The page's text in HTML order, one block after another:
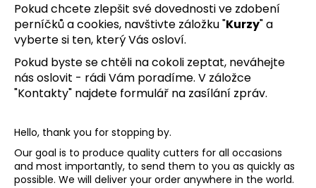
Pokud chcete zlepšit své dovednosti ve zdobení
perníčků a cookies, navštivte záložku "Kurzy" a
vyberte si ten, který Vás osloví.
Pokud byste se chtěli na cokoli zeptat, neváhejte
nás oslovit - rádi Vám poradíme. V záložce
"Kontakty" najdete formulář na zasílání zpráv.
Hello, thank you for stopping by.
Our goal is to produce quality cutters for all occasions
and most importantly, to send them to you as quickly as
possible. We will deliver your order anywhere in the world.